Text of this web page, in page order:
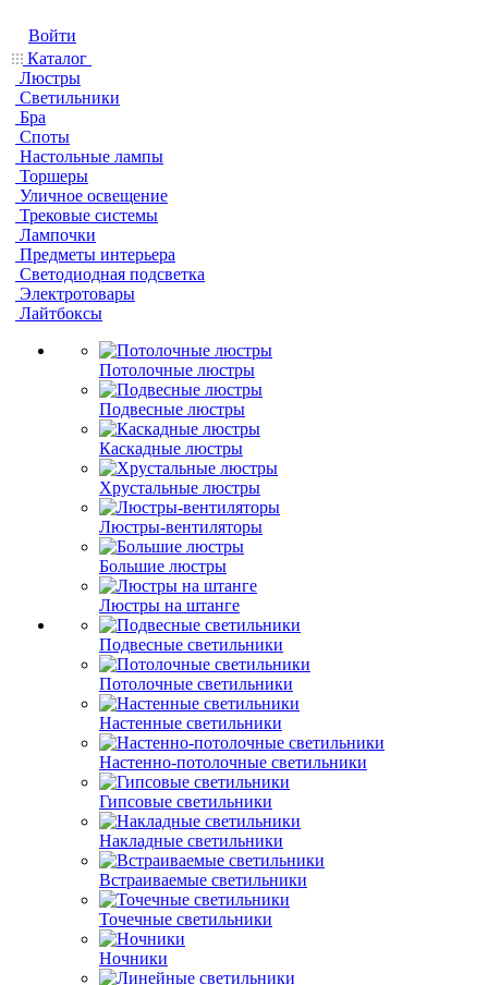
Войти
Каталог
Люстры
Светильники
Бра
Споты
Настольные лампы
Торшеры
Уличное освещение
Трековые системы
Лампочки
Предметы интерьера
Светодиодная подсветка
Электротовары
Лайтбоксы
Потолочные люстры
Подвесные люстры
Каскадные люстры
Хрустальные люстры
Люстры-вентиляторы
Большие люстры
Люстры на штанге
Подвесные светильники
Потолочные светильники
Настенные светильники
Настенно-потолочные светильники
Гипсовые светильники
Накладные светильники
Встраиваемые светильники
Точечные светильники
Ночники